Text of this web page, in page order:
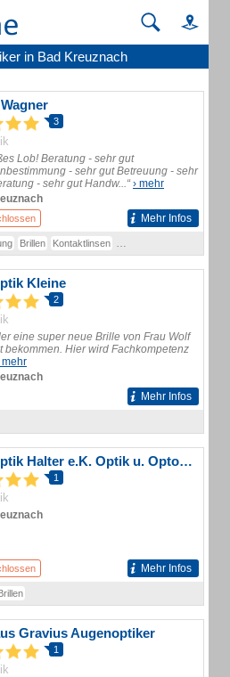
in Bad Kreuznach
3
Lob! Beratung - sehr gut
- sehr gut Betreuung - sehr
- sehr gut Handw...“› mehr
Mehr Infos
Brillen Kontaktlinsen
Kleine
2
eine super neue Brille von Frau Wolf
bekommen. Hier wird Fachkompetenz
mehr
Mehr Infos
Augenoptik Halter e.K. Optik u. Optometrie
1
Mehr Infos
Gravius Augenoptiker
1